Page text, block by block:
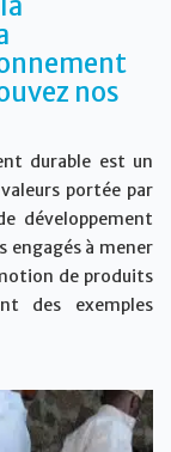
nos
durable est un
portée par
développement
engagés à mener
de produits
des exemples